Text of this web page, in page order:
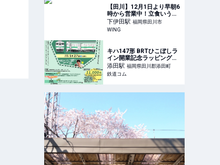
【田川】12月1日より早朝6
時から営業中！立食いうど
ん屋さんとして生まれ変わ
った「金賞からあげうど
下伊田駅 福岡県田川市
WING
キハ147形 BRTひこぼしラ
イン開業記念ラッピングト
レイン特別ツアー（2024年
1月27日） - 鉄道コム
添田駅 福岡県田川郡添田町
鉄道コム